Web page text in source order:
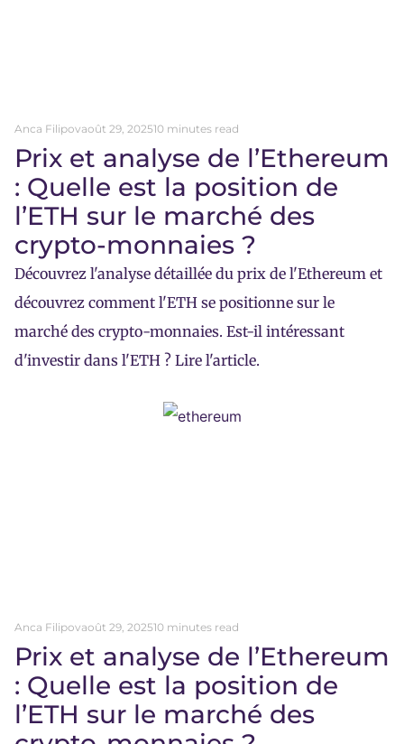
Anca Filipovaoût 29, 202510 minutes read
Prix et analyse de l’Ethereum
: Quelle est la position de
l’ETH sur le marché des
crypto-monnaies ?
Découvrez l'analyse détaillée du prix de l'Ethereum et
découvrez comment l'ETH se positionne sur le
marché des crypto-monnaies. Est-il intéressant
d'investir dans l'ETH ? Lire l'article.
Anca Filipovaoût 29, 202510 minutes read
Prix et analyse de l’Ethereum
: Quelle est la position de
l’ETH sur le marché des